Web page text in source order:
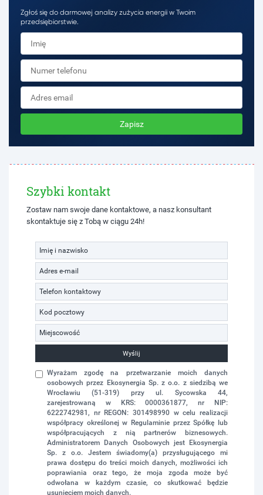
Zgłoś się do darmowej analizy zużycia energii w Twoim
przedsiębiorstwie.
Zapisz
Szybki kontakt
Zostaw nam swoje dane kontaktowe, a nasz konsultant
skontaktuje się z Tobą w ciągu 24h!
Wyślij
Wyrażam zgodę na przetwarzanie moich danych
osobowych przez Ekosynergia Sp. z o.o. z siedzibą we
Wrocławiu (51-319) przy ul. Sycowska 44,
zarejestrowaną w KRS: 0000361877, nr NIP:
6222742981, nr REGON: 301498990 w celu realizacji
współpracy określonej w Regulaminie przez Spółkę lub
współpracujących z nią partnerów biznesowych.
Administratorem Danych Osobowych jest Ekosynergia
Sp. z o.o. Jestem świadomy(a) przysługującego mi
prawa dostępu do treści moich danych, możliwości ich
poprawiania oraz tego, że moja zgoda może być
odwołana w każdym czasie, co skutkować będzie
usunięciem moich danych.